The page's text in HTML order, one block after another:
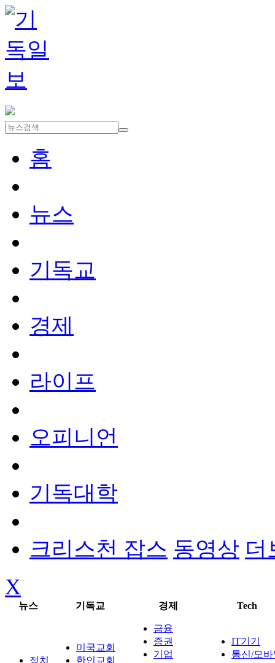
홈
뉴스
기독교
경제
라이프
오피니언
기독대학
크리스천 잡스 동영상 더
X
뉴스 기독교 경제 Tech
정치
미국교회
한인교회
금융
증권
기업
IT기기
통신/모